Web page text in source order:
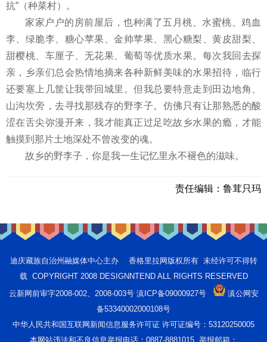
抗”（种菜村）。
家家户户的房前屋后，也种满了五月桃、水蜜桃、鸡血
李、绿脆李、糖心苹果、金帅苹果、黑心糖梨、黄皮甜梨、
甜樱桃、车厘子、无花果、葡萄等优质水果。每次我回去探
亲，乡亲们总会热情地摘来各种新鲜美味的水果招待，临行
还要塞上几筐让我带回城里。但我总要特意走到田边地角、
山沟坎旁，去寻找那残存的野李子。仿佛只有让那熟悉的酸
涩在舌尖弥漫开来，我才能真正过足吃故乡水果的瘾，才能
触摸到那片土地深处不曾改变的魂。
故乡的野李子，你是我一生记忆里永不褪色的滋味。
责任编辑： 鲁茸只玛
迪庆藏族自治州融媒体中心主办 香格里拉网版权所有 未经许可不得转
载 COPYRIGHT 2008 DESIGNNTEND ALL RIGHTS RESERVED
云新网前审字2008-002、2008-003号 滇ICP备09000927号
滇公网安
备53340002000108号
中华人民共和国互联网新闻信息服务许可证 许可证编号：53120250005
本网站违法和不良信息举报电话：0887-8881015 举报邮箱：